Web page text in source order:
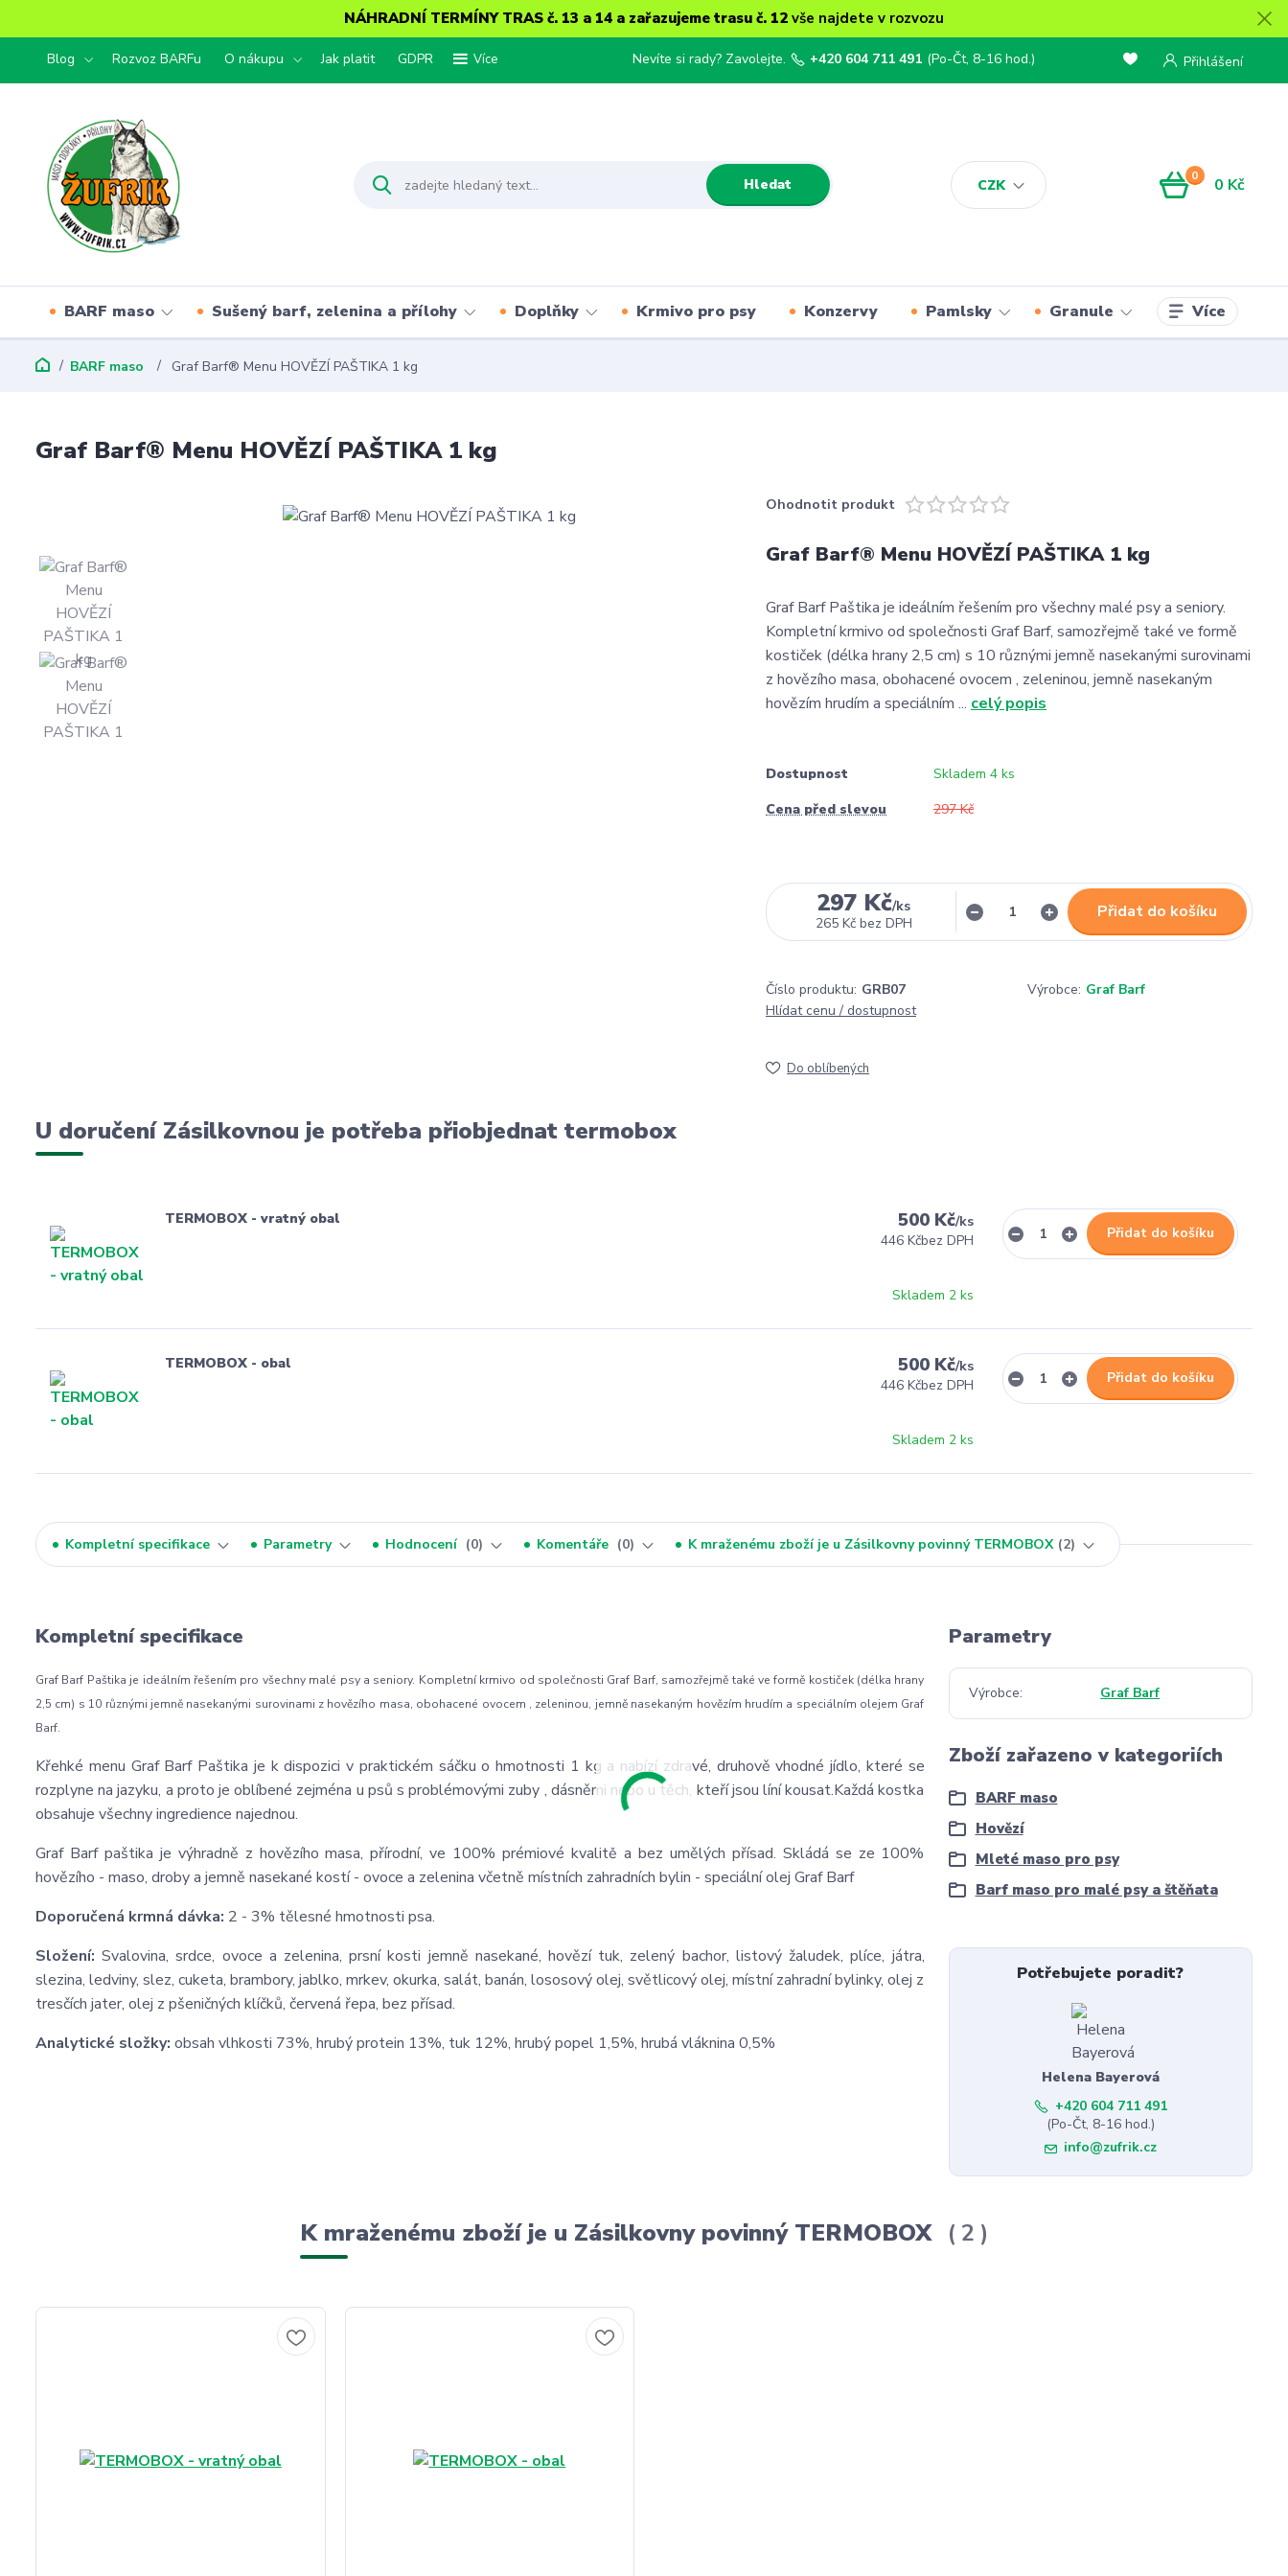
NÁHRADNÍ TERMÍNY TRAS č. 13 a 14 a zařazujeme trasu č. 12 vše najdete v rozvozu
Blog Rozvoz BARFu O nákupu Jak platit GDPR Více
CZK
Přihlášení
Hledat
Nevíte si rady? Zavolejte. +420 604 711 491 (Po-Čt, 8-16 hod.)
0 0 Kč
BARF maso Sušený barf, zelenina a přílohy Doplňky Krmivo pro psy Konzervy Pamlsky Granule Více
BARF maso Graf Barf® Menu HOVĚZÍ PAŠTIKA 1 kg
Graf Barf® Menu HOVĚZÍ PAŠTIKA 1 kg
Ohodnotit produkt
Graf Barf® Menu HOVĚZÍ PAŠTIKA 1 kg
Graf Barf Paštika je ideálním řešením pro všechny malé psy a seniory.
Kompletní krmivo od společnosti Graf Barf, samozřejmě také ve formě
kostiček (délka hrany 2,5 cm) s 10 různými jemně nasekanými surovinami
z hovězího masa, obohacené ovocem , zeleninou, jemně nasekaným
hovězím hrudím a speciálním ... celý popis
Dostupnost
Skladem 4 ks
Cena před slevou
297 Kč
297 Kč/ks
265 Kč bez DPH
Přidat do košíku
Číslo produktu: GRB07 Výrobce: Graf Barf
Hlídat cenu / dostupnost
Do oblíbených
U doručení Zásilkovnou je potřeba přiobjednat termobox
TERMOBOX - vratný obal 500 Kč/ks
446 Kčbez DPH
Skladem 2 ks
Přidat do košíku
TERMOBOX - obal 500 Kč/ks
446 Kčbez DPH
Skladem 2 ks
Přidat do košíku
Kompletní specifikace Parametry Hodnocení 0 Komentáře 0 K mraženému zboží je u Zásilkovny povinný TERMOBOX 2
Kompletní specifikace
Graf Barf Paštika je ideálním řešením pro všechny malé psy a seniory. Kompletní krmivo od společnosti Graf Barf, samozřejmě také ve formě kostiček (délka hrany
2,5 cm) s 10 různými jemně nasekanými surovinami z hovězího masa, obohacené ovocem , zeleninou, jemně nasekaným hovězím hrudím a speciálním olejem Graf
Barf.
Křehké menu Graf Barf Paštika je k dispozici v praktickém sáčku o hmotnosti 1 kg a nabízí zdravé, druhově vhodné jídlo, které se
rozplyne na jazyku, a proto je oblíbené zejména u psů s problémovými zuby , dásněmi nebo u těch, kteří jsou líní kousat.Každá kostka
obsahuje všechny ingredience najednou.
Graf Barf paštika je výhradně z hovězího masa, přírodní, ve 100% prémiové kvalitě a bez umělých přísad. Skládá se ze 100%
hovězího - maso, droby a jemně nasekané kostí - ovoce a zelenina včetně místních zahradních bylin - speciální olej Graf Barf
Doporučená krmná dávka: 2 - 3% tělesné hmotnosti psa.
Složení: Svalovina, srdce, ovoce a zelenina, prsní kosti jemně nasekané, hovězí tuk, zelený bachor, listový žaludek, plíce, játra,
slezina, ledviny, slez, cuketa, brambory, jablko, mrkev, okurka, salát, banán, lososový olej, světlicový olej, místní zahradní bylinky, olej z
tresčích jater, olej z pšeničných klíčků, červená řepa, bez přísad.
Analytické složky: obsah vlhkosti 73%, hrubý protein 13%, tuk 12%, hrubý popel 1,5%, hrubá vláknina 0,5%
Parametry
Výrobce Graf Barf
Zboží zařazeno v kategoriích
BARF maso
Hovězí
Mleté maso pro psy
Barf maso pro malé psy a štěňata
Potřebujete poradit?
Helena Bayerová
+420 604 711 491
(Po-Čt, 8-16 hod.)
info@zufrik.cz
K mraženému zboží je u Zásilkovny povinný TERMOBOX 2